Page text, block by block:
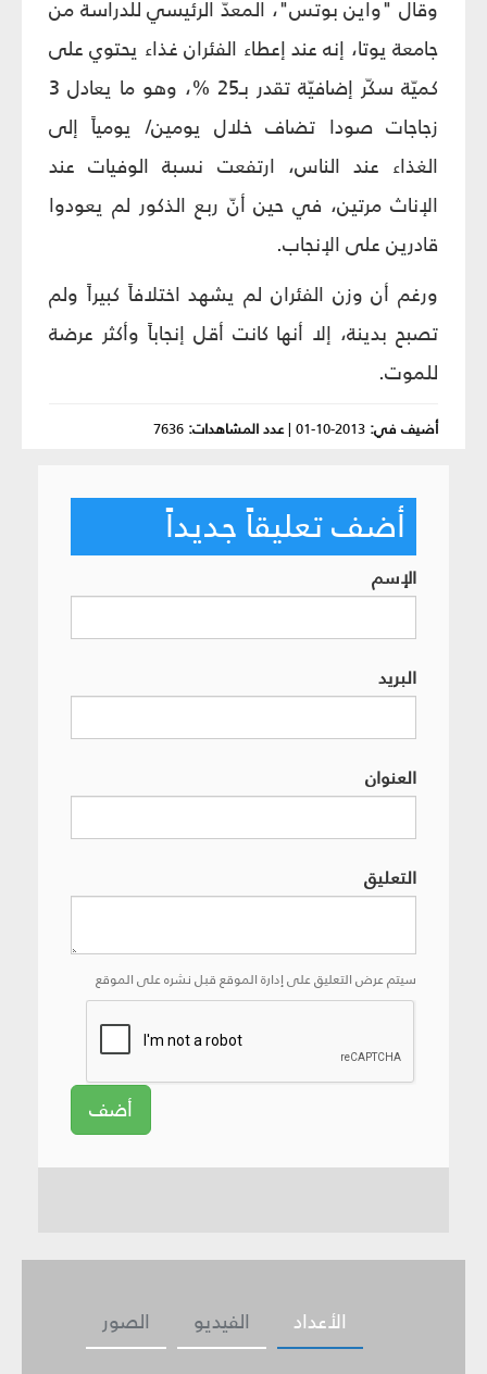
وقال "واين بوتس"، المعدّ الرئيسي للدراسة من
جامعة يوتا، إنه عند إعطاء الفئران غذاء يحتوي على
كميّة سكّر إضافيّة تقدر بـ25 %، وهو ما يعادل 3
زجاجات صودا تضاف خلال يومين/ يومياً إلى
الغذاء عند الناس، ارتفعت نسبة الوفيات عند
الإناث مرتين، في حين أنّ ربع الذكور لم يعودوا
قادرين على الإنجاب.
ورغم أن وزن الفئران لم يشهد اختلافاً كبيراً ولم
تصبح بدينة، إلا أنها كانت أقل إنجاباً وأكثر عرضة
للموت.
أضيف في: 2013-10-01
|عدد المشاهدات: 7636
أضف تعليقاً جديداً
الإسم
البريد
العنوان
التعليق
سيتم عرض التعليق على إدارة الموقع قبل نشره على الموقع
أضف
الصور الفيديو الأعداد